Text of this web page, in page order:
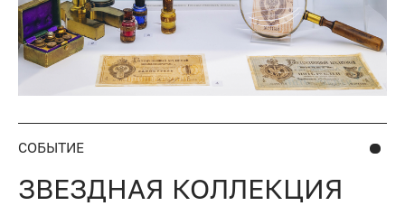
СОБЫТИЕ
ЗВЕЗДНАЯ КОЛЛЕКЦИЯ